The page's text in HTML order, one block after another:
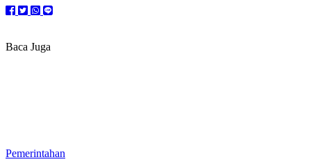
Baca Juga
Pemerintahan